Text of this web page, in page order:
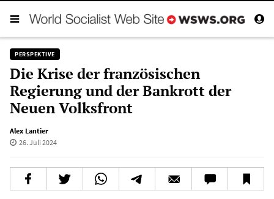
PERSPEKTIVE
Die Krise der französischen
Regierung und der Bankrott der
Neuen Volksfront
Alex Lantier
26. Juli 2024